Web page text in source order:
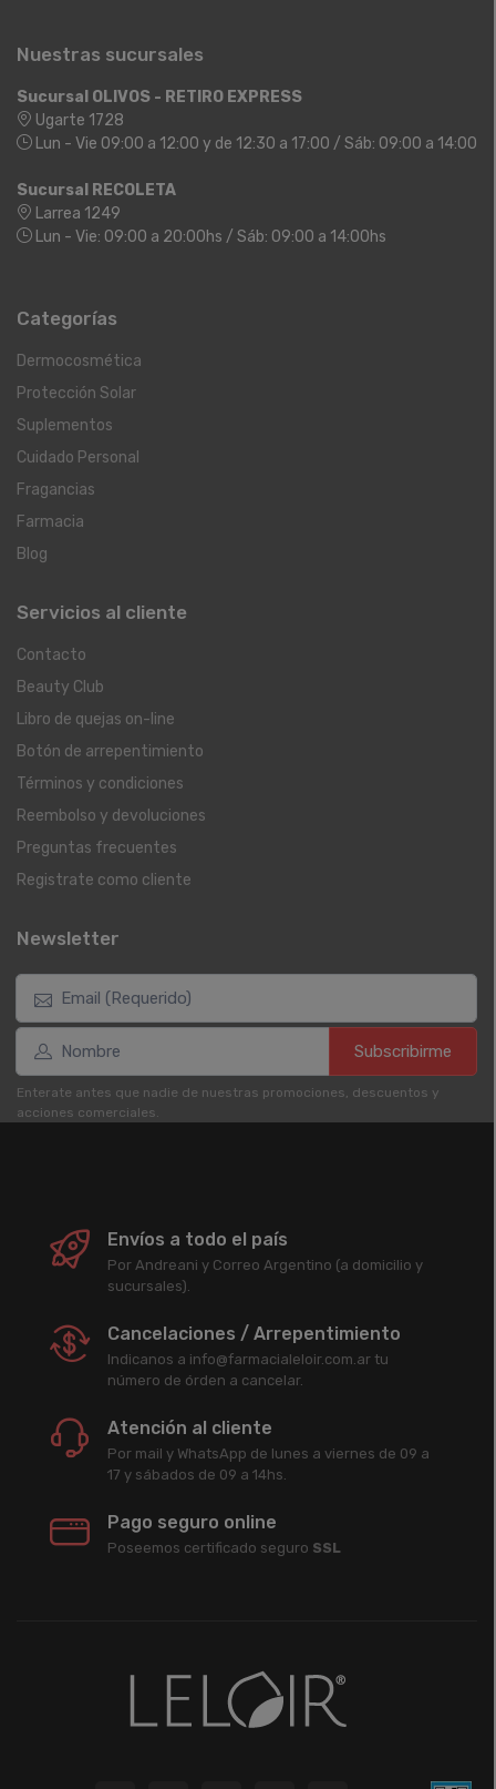
Nuestras sucursales
Sucursal OLIVOS - RETIRO EXPRESS
Ugarte 1728
Lun - Vie 09:00 a 12:00 y de 12:30 a 17:00 / Sáb: 09:00 a 14:00
Sucursal RECOLETA
Larrea 1249
Lun - Vie: 09:00 a 20:00hs / Sáb: 09:00 a 14:00hs
Categorías
Dermocosmética
Protección Solar
Suplementos
Cuidado Personal
Fragancias
Farmacia
Blog
Servicios al cliente
Contacto
Beauty Club
Libro de quejas on-line
Botón de arrepentimiento
Términos y condiciones
Reembolso y devoluciones
Preguntas frecuentes
Registrate como cliente
Newsletter
Subscribirme
Enterate antes que nadie de nuestras promociones, descuentos y
acciones comerciales.
Envíos a todo el país
Por Andreani y Correo Argentino (a domicilio y
sucursales).
Cancelaciones / Arrepentimiento
Indicanos a info@farmacialeloir.com.ar tu
número de órden a cancelar.
Atención al cliente
Por mail y WhatsApp de lunes a viernes de 09 a
17 y sábados de 09 a 14hs.
Pago seguro online
Poseemos certificado seguro SSL